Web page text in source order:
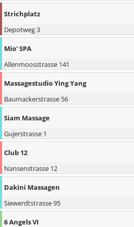
Strichplatz
Depotweg 3
Mio' SPA
Allenmoosstrasse 141
Massagestudio Ying Yang
Baumackerstrasse 56
Siam Massage
Gujerstrasse 1
Club 12
Nansenstrasse 12
Dakini Massagen
Siewerdtstrasse 95
6 Angels VI